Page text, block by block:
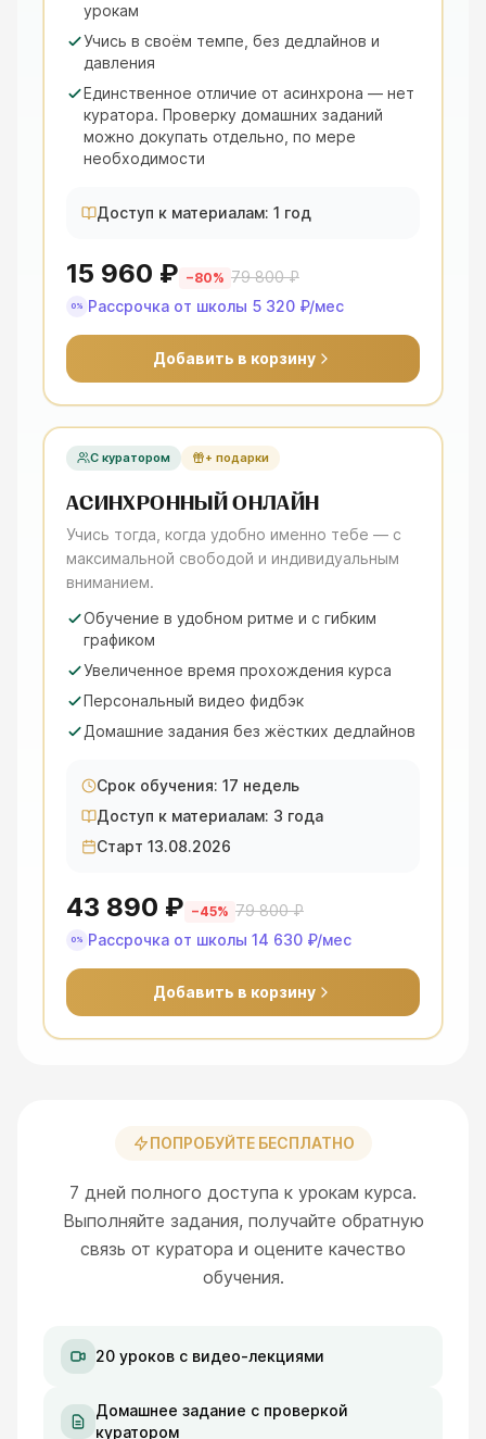
урокам
Учись в своём темпе, без дедлайнов и
давления
Единственное отличие от асинхрона — нет
куратора. Проверку домашних заданий
можно докупать отдельно, по мере
необходимости
Доступ к материалам: 1 год
15 960 ₽ −80% 79 800 ₽
0% Рассрочка от школы 5 320 ₽/мес
Добавить в корзину
С куратором + подарки
АСИНХРОННЫЙ ОНЛАЙН
Учись тогда, когда удобно именно тебе — с
максимальной свободой и индивидуальным
вниманием.
Обучение в удобном ритме и с гибким
графиком
Увеличенное время прохождения курса
Персональный видео фидбэк
Домашние задания без жёстких дедлайнов
Срок обучения: 17 недель
Доступ к материалам: 3 года
Старт 13.08.2026
43 890 ₽ −45% 79 800 ₽
0% Рассрочка от школы 14 630 ₽/мес
Добавить в корзину
ПОПРОБУЙТЕ БЕСПЛАТНО
7 дней полного доступа к урокам курса.
Выполняйте задания, получайте обратную
связь от куратора и оцените качество
обучения.
20 уроков с видео-лекциями
Домашнее задание с проверкой
куратором